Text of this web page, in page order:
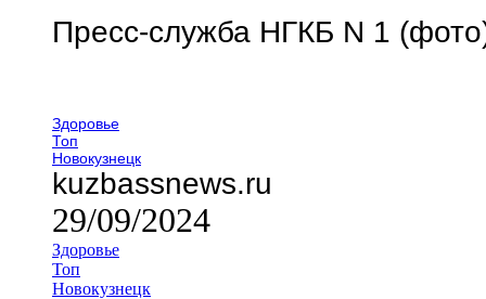
Пресс-служба НГКБ N 1
Здоровье
Топ
Новокузнецк
kuzbassnews.ru
29/09/2024
Здоровье
Топ
Новокузнецк